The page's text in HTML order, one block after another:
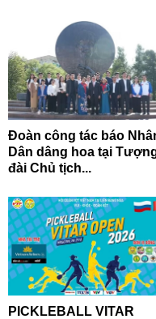
Đoàn công tác báo
Dân dâng hoa tại
đài Chủ tịch...
PICKLEBALL VITAR